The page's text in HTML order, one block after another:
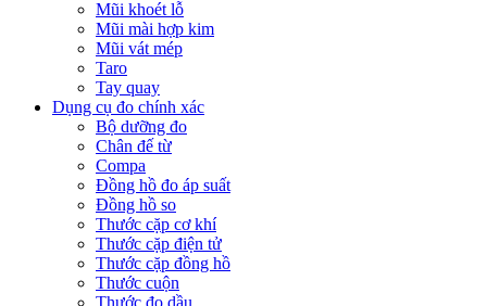
Mũi khoét lỗ
Mũi mài hợp kim
Mũi vát mép
Taro
Tay quay
Dụng cụ đo chính xác
Bộ dưỡng đo
Chân đế từ
Compa
Đồng hồ đo áp suất
Đồng hồ so
Thước cặp cơ khí
Thước cặp điện tử
Thước cặp đồng hồ
Thước cuộn
Thước đo dầu